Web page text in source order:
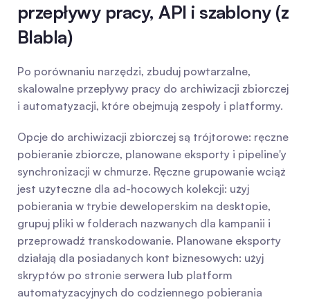
przepływy pracy, API i szablony (z
Blabla)
Po porównaniu narzędzi, zbuduj powtarzalne,
skalowalne przepływy pracy do archiwizacji zbiorczej
i automatyzacji, które obejmują zespoły i platformy.
Opcje do archiwizacji zbiorczej są trójtorowe: ręczne
pobieranie zbiorcze, planowane eksporty i pipeline'y
synchronizacji w chmurze. Ręczne grupowanie wciąż
jest użyteczne dla ad-hocowych kolekcji: użyj
pobierania w trybie deweloperskim na desktopie,
grupuj pliki w folderach nazwanych dla kampanii i
przeprowadź transkodowanie. Planowane eksporty
działają dla posiadanych kont biznesowych: użyj
skryptów po stronie serwera lub platform
automatyzacyjnych do codziennego pobierania